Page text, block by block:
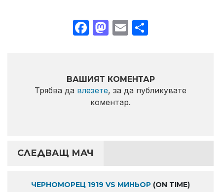
Facebook
Mastodon
Email
ВАШИЯТ КОМЕНТАР
Трябва да влезете, за да публикувате
коментар.
СЛЕДВАЩ МАЧ
ЧЕРНОМОРЕЦ 1919 VS МИНЬОР (ON TIME)